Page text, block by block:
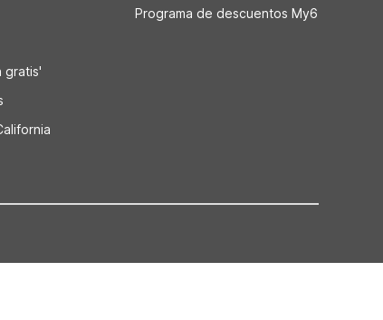
gratis'
Programa de descuentos My6